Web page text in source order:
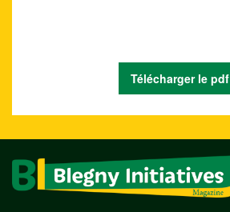
Télécharger le pdf